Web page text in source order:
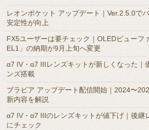
カ
イ
ブ
レオンポケット アップデート｜Ver.2.5.0で
安定性が向上
FX5ユーザーは要チェック｜OLEDビューフ
EL1」の納期が9月上旬へ変更
α7 IV・α7 IIIレンズキットが新しくなった｜
ンズ搭載
ブラビア アップデート配信開始｜2024〜
新内容を解説
α7 IV・α7 IIIのレンズキットが値下げ｜後継
にチェック